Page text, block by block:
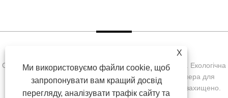
Copyright © Symor Instrument Equipment Co., Ltd., 2022. Екологічна
випробувальна камера, електронна суха шафа, камера для
випробувань на прискорене вивітрювання. Усі права захищено.
X
Ми використовуємо файли cookie, щоб
запропонувати вам кращий досвід
перегляду, аналізувати трафік сайту та